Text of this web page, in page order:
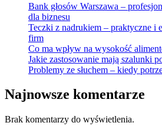
Bank głosów Warszawa –
dla biznesu
Teczki z nadrukiem – praktyczne i
firm
Co ma wpływ na wysokość
Jakie zastosowanie mają szalunki
Problemy ze słuchem – kiedy
Najnowsze komentarze
Brak komentarzy do wyświetlenia.